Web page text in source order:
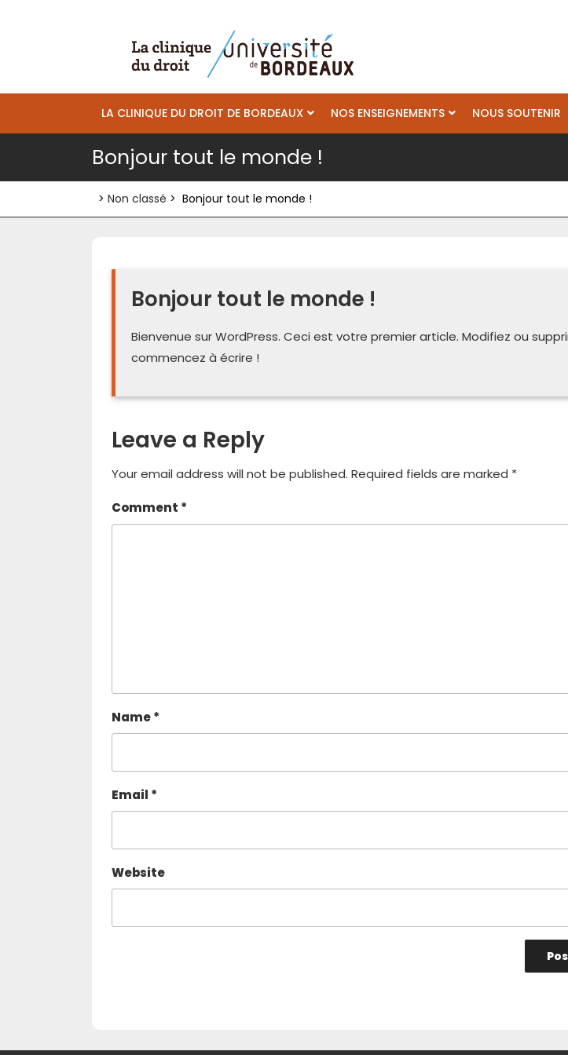
LA CLINIQUE DU DROIT DE BORDEAUX NOS ENSEIGNEMENTS NOUS SOUTENIR
Bonjour tout le monde !
> Non classé > Bonjour tout le monde !
Bonjour tout le monde !
Bienvenue sur WordPress. Ceci est votre premier article. Modifiez ou
commencez à écrire !
Leave a Reply
Your email address will not be published. Required fields are marked *
Comment *
Name*
Email *
Website
navigation